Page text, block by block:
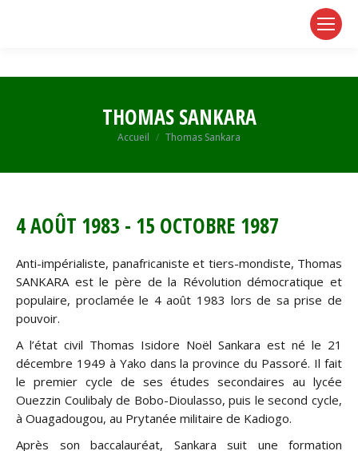
THOMAS SANKARA
Vous êtes ici :
Accueil Thomas Sankara
4 AOÛT 1983 - 15 OCTOBRE 1987
Anti-impérialiste, panafricaniste et tiers-mondiste, Thomas
SANKARA est le père de la Révolution démocratique et
populaire, proclamée le 4 août 1983 lors de sa prise de
pouvoir.
A l’état civil Thomas Isidore Noël Sankara est né le 21
décembre 1949 à Yako dans la province du Passoré. Il fait
le premier cycle de ses études secondaires au lycée
Ouezzin Coulibaly de Bobo-Dioulasso, puis le second cycle,
à Ouagadougou, au Prytanée militaire de Kadiogo.
Après son baccalauréat, Sankara suit une formation